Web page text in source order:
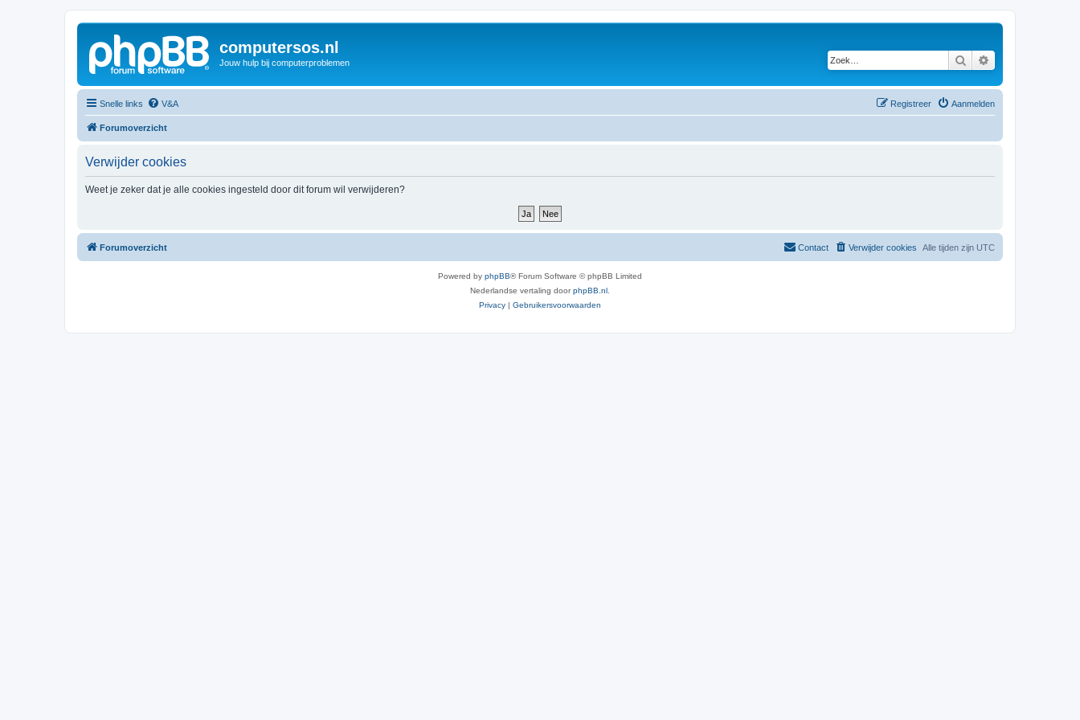
computersos.nl
Jouw hulp bij computerproblemen Zoek
Snelle links V&A Aanmelden
Registreer
Forumoverzicht
Verwijder cookies
Weet je zeker dat je alle cookies ingesteld door dit forum wil verwijderen?
Forumoverzicht Alle tijden zijn UTC
Verwijder cookies
Contact
Powered by phpBB® Forum Software © phpBB Limited
Nederlandse vertaling doorphpBB.nl
Privacy | Gebruikersvoorwaarden